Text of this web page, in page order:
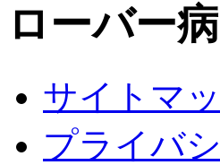
ローバー
サイトマ
プライバ